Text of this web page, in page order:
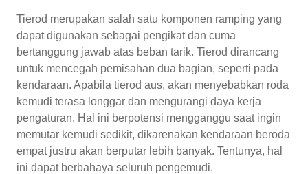
Tierod merupakan salah satu komponen ramping yang
dapat digunakan sebagai pengikat dan cuma
bertanggung jawab atas beban tarik. Tierod dirancang
untuk mencegah pemisahan dua bagian, seperti pada
kendaraan. Apabila tierod aus, akan menyebabkan roda
kemudi terasa longgar dan mengurangi daya kerja
pengaturan. Hal ini berpotensi mengganggu saat ingin
memutar kemudi sedikit, dikarenakan kendaraan beroda
empat justru akan berputar lebih banyak. Tentunya, hal
ini dapat berbahaya seluruh pengemudi.